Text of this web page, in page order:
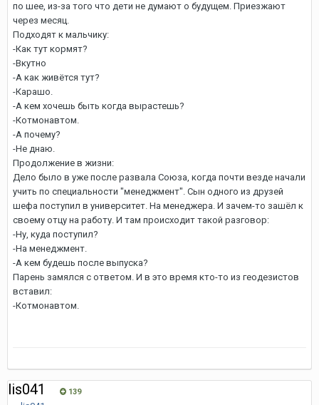
по шее, из-за того что дети не думают о будущем. Приезжают
через месяц.
Подходят к мальчику:
-Как тут кормят?
-Вкутно
-А как живётся тут?
-Карашо.
-А кем хочешь быть когда вырастешь?
-Котмонавтом.
-А почему?
-Не днаю.
Продолжение в жизни:
Дело было в уже после развала Союза, когда почти везде начали
учить по специальности "менеджмент". Сын одного из друзей
шефа поступил в университет. На менеджера. И зачем-то зашёл к
своему отцу на работу. И там происходит такой разговор:
-Ну, куда поступил?
-На менеджмент.
-А кем будешь после выпуска?
Парень замялся с ответом. И в это время кто-то из геодезистов
вставил:
-Котмонавтом.
lis041 139